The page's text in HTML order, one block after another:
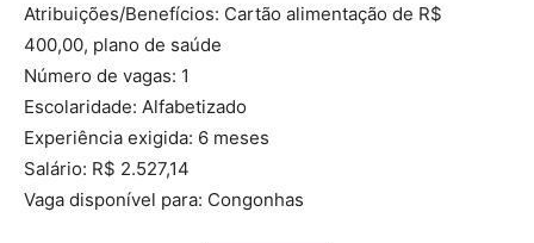
Atribuições/Benefícios: Cartão alimentação de R$
400,00, plano de saúde
Número de vagas: 1
Escolaridade: Alfabetizado
Experiência exigida: 6 meses
Salário: R$ 2.527,14
Vaga disponível para: Congonhas